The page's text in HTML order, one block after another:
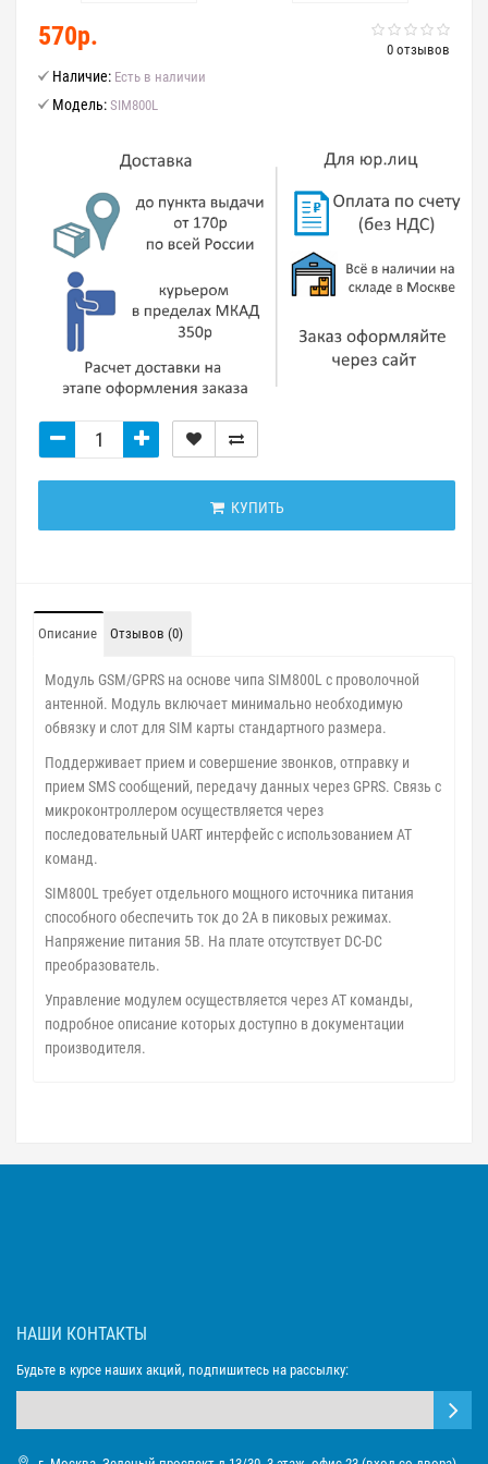
0 отзывов
570р.
Наличие: Есть в наличии
Модель: SIM800L
КУПИТЬ
Описание Отзывов (0)
Модуль GSM/GPRS на основе чипа SIM800L с проволочной
антенной. Модуль включает минимально необходимую
обвязку и слот для SIM карты стандартного размера.
Поддерживает прием и совершение звонков, отправку и
прием SMS сообщений, передачу данных через GPRS. Связь с
микроконтроллером осуществляется через
последовательный UART интерфейс с использованием AT
команд.
SIM800L требует отдельного мощного источника питания
способного обеспечить ток до 2А в пиковых режимах.
Напряжение питания 5В. На плате отсутствует DC-DC
преобразователь.
Управление модулем осуществляется через AT команды,
подробное описание которых доступно в документации
производителя.
НАШИ КОНТАКТЫ
Будьте в курсе наших акций, подпишитесь на рассылку: